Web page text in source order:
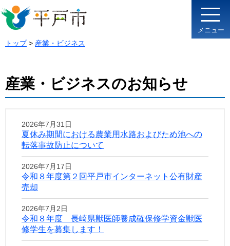
メニュー
トップ> 産業・ビジネス
産業・ビジネスのお知らせ
2026年7月31日
夏休み期間における農業用水路およびため池への
転落事故防止について
2026年7月17日
令和８年度第２回平戸市インターネット公有財産
売却
2026年7月2日
令和８年度 長崎県獣医師養成確保修学資金獣医
修学生を募集します！